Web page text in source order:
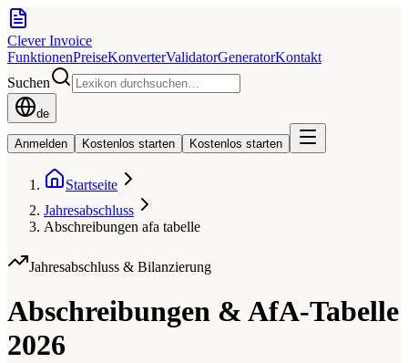
Clever Invoice
FunktionenPreiseKonverterValidatorGeneratorKontakt
Suchen
de
Anmelden Kostenlos starten Kostenlos starten
Startseite
Jahresabschluss
Abschreibungen afa tabelle
Jahresabschluss & Bilanzierung
Abschreibungen & AfA-Tabelle
2026